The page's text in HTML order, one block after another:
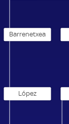
López
Barrenetxea